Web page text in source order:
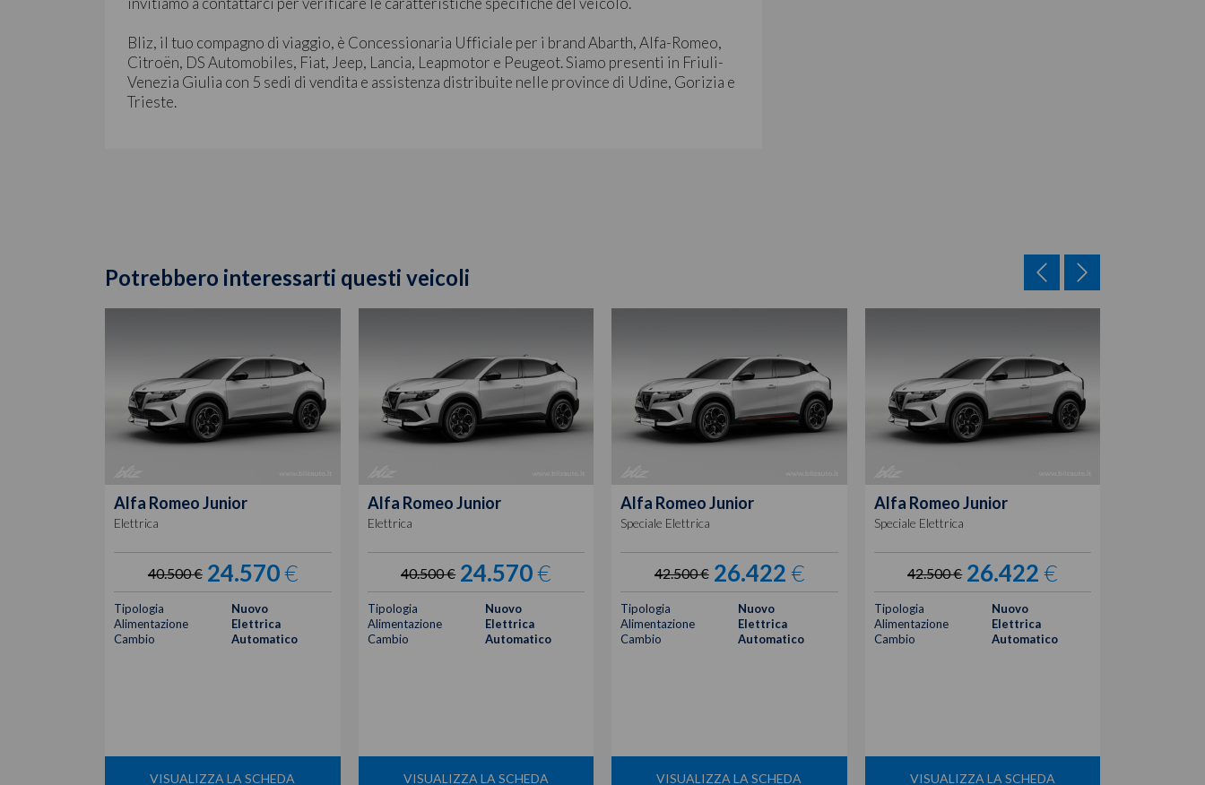
Bliz, il tuo compagno di viaggio, è Concessionaria Ufficiale per i brand Abarth, Alfa-Romeo,
Citroën, DS Automobiles, Fiat, Jeep, Lancia, Leapmotor e Peugeot. Siamo presenti in Friuli-
Venezia Giulia con 5 sedi di vendita e assistenza distribuite nelle province di Udine, Gorizia e
Trieste.
Potrebbero interessarti questi veicoli
Alfa RomeoJunior
Elettrica
40.500 € 24.570€
Tipologia
Nuovo
Alimentazione
Elettrica
Cambio
Automatico
VISUALIZZA LA SCHEDA
Alfa RomeoJunior
Elettrica
40.500 € 24.570€
Tipologia
Nuovo
Alimentazione
Elettrica
Cambio
Automatico
VISUALIZZA LA SCHEDA
Alfa RomeoJunior
Speciale Elettrica
42.500 € 26.422€
Tipologia
Nuovo
Alimentazione
Elettrica
Cambio
Automatico
VISUALIZZA LA SCHEDA
Alfa RomeoJunior
Speciale Elettrica
42.500 € 26.422€
Tipologia
Nuovo
Alimentazione
Elettrica
Cambio
Automatico
VISUALIZZA LA SCHEDA